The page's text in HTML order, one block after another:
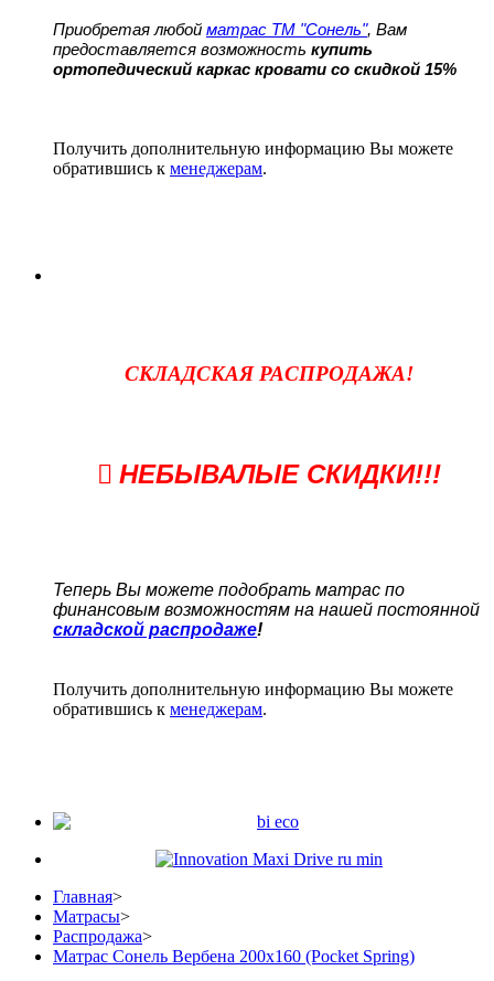
Приобретая любой матрас ТМ "Сонель", Вам
предоставляется возможность купить
ортопедический каркас кровати со скидкой 15%
Получить дополнительную информацию Вы можете
обратившись к менеджерам.
СКЛАДСКАЯ РАСПРОДАЖА!
НЕБЫВАЛЫЕ СКИДКИ!!!
Теперь Вы можете подобрать матрас по
финансовым возможностям на нашей постоянной
складской распродаже!
Получить дополнительную информацию Вы можете
обратившись к менеджерам.
Главная>
Матрасы>
Распродажа>
Матрас Сонель Вербена 200х160 (Pocket Spring)